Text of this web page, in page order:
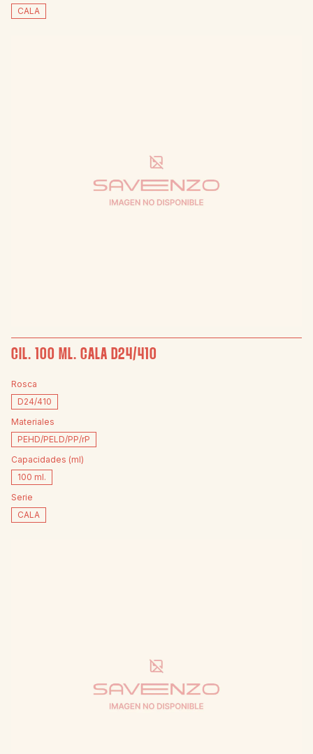
CALA
CIL. 100 ML. CALA D24/410
Rosca
D24/410
Materiales
PEHD/PELD/PP/rP
Capacidades (ml)
100 ml.
Serie
CALA